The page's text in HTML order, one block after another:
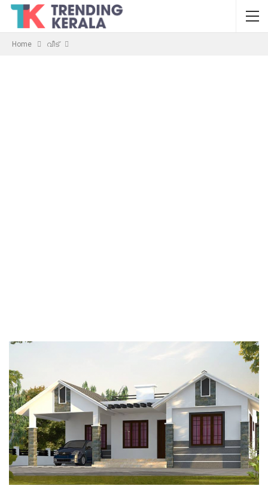
Home വീട്